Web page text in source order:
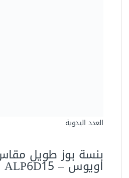
العدد اليدوية
اويوس – ALP6D15